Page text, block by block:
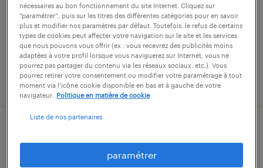
intérim
12,00 € par heure
publié le 6 mars 2026
les gonds, charente-maritime
nécessaires au bon fonctionnement du site Internet. Cliquez sur
“paramétrer”, puis sur les titres des différentes catégories pour en savoir
plus et modifier nos paramètres par défaut. Toutefois, le refus de certains
types de cookies peut affecter votre navigation sur le site et les services
que nous pouvons vous offrir (ex : vous recevrez des publicités moins
adaptées à votre profil lorsque vous naviguerez sur Internet, vous ne
pourrez pas partager du contenu via les réseaux sociaux, etc.). Vous
pourrez retirer votre consentement ou modifier votre paramétrage à tout
moment via l’icône cookie disponible en bas et à gauche de votre
navigateur.
Politique en matière de cookie
Liste de nos partenaires
paramétrer